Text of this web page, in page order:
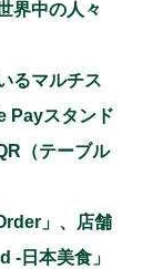
界中の人々
るマルチス
Payスタンド
（テーブル
」、店舗
-日本美食」